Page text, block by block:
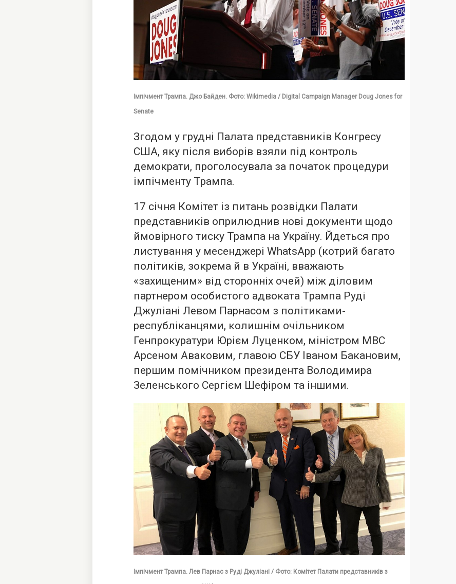
Імпічмент Трампа. Джо Байден. Фото: Wikimedia / Digital Campaign Manager Doug Jones for
Senate
Згодом у грудні Палата представників Конгресу
США, яку після виборів взяли під контроль
демократи, проголосувала за початок процедури
імпічменту Трампа.
17 січня Комітет із питань розвідки Палати
представників оприлюднив нові документи щодо
ймовірного тиску Трампа на Україну. Йдеться про
листування у месенджері WhatsApp (котрий багато
політиків, зокрема й в Україні, вважають
«захищеним» від сторонніх очей) між діловим
партнером особистого адвоката Трампа Руді
Джуліані Левом Парнасом з політиками-
республіканцями, колишнім очільником
Генпрокуратури Юрієм Луценком, міністром МВС
Арсеном Аваковим, главою СБУ Іваном Бакановим,
першим помічником президента Володимира
Зеленського Сергієм Шефіром та іншими.
Імпічмент Трампа. Лев Парнас з Руді Джуліані / Фото: Комітет Палати представників з